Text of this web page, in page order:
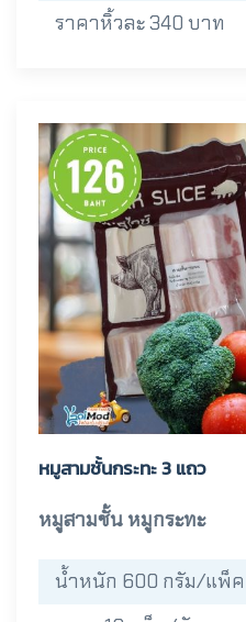
ราคาหิ้วละ 340 บาท
หมูสามชั้นกระทะ 3 แถว
หมูสามชั้น หมูกระทะ
น้ำหนัก 600 กรัม/แพ็ค